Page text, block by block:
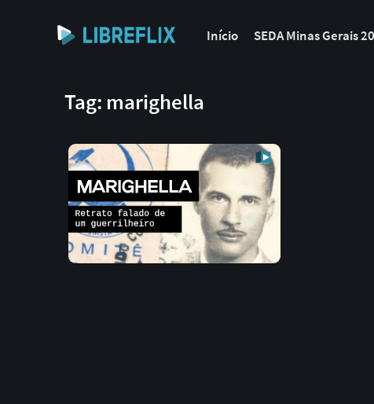
Início SEDA Minas Gerais
Tag: marighella